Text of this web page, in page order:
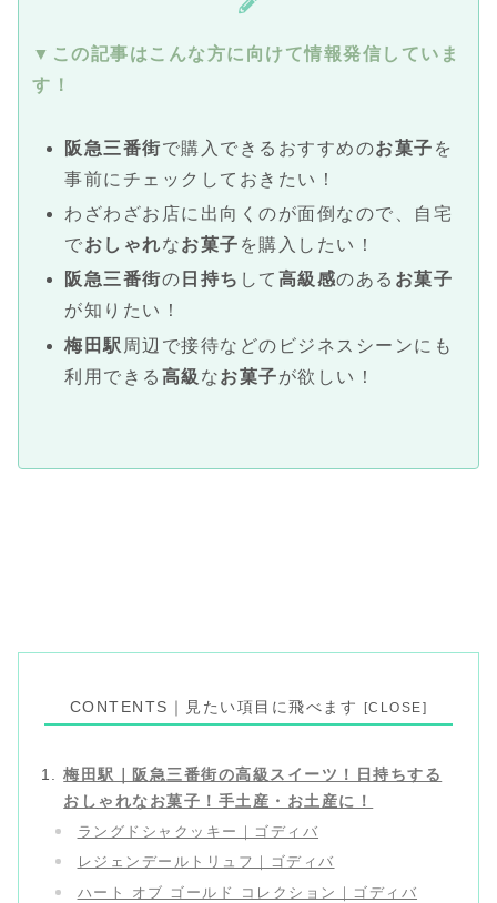
▼この記事はこんな方に向けて情報発信していま
す！
阪急三番街で購入できるおすすめのお菓子 を
事前にチェックしておきたい！
わざわざお店に出向くのが面倒なので、自宅
でおしゃれなお菓子 を購入したい！
阪急三番街の 日持ち して 高級感のある お菓子
が知りたい！
梅田駅 周辺で接待などのビジネスシーンにも
利用できる 高級 なお菓子が欲しい！
CONTENTS｜見たい項目に飛べます
梅田駅｜阪急三番街の高級スイーツ！日持ちする
おしゃれなお菓子！手土産・お土産に！
ラングドシャクッキー｜ゴディバ
レジェンデールトリュフ｜ゴディバ
ハート オブ ゴールド コレクション｜ゴディバ